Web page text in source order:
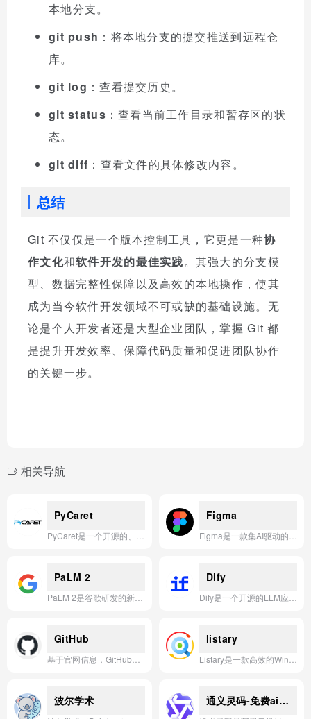
本地分支。
git push ：将本地分支的提交推送到远程仓
库。
git log ：查看提交历史。
git status ：查看当前工作目录和暂存区的状
态。
git diff ：查看文件的具体修改内容。
总结
Git 不仅仅是一个版本控制工具，它更是一种协
作文化和软件开发的最佳实践。其强大的分支模
型、数据完整性保障以及高效的本地操作，使其
成为当今软件开发领域不可或缺的基础设施。无
论是个人开发者还是大型企业团队，掌握 Git 都
是提升开发效率、保障代码质量和促进团队协作
的关键一步。
相关导航
PyCaret Figma
PaLM 2 Dify
GitHub listary
波尔学术 通义灵码-免费ai编程